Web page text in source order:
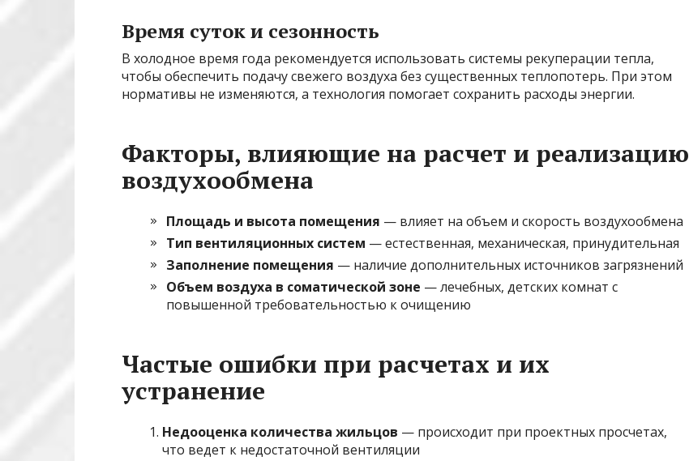
Время суток и сезонность
В холодное время года рекомендуется использовать системы рекуперации тепла,
чтобы обеспечить подачу свежего воздуха без существенных теплопотерь. При этом
нормативы не изменяются, а технология помогает сохранить расходы энергии.
Факторы, влияющие на расчет и реализацию
воздухообмена
Площадь и высота помещения — влияет на объем и скорость воздухообмена
Тип вентиляционных систем — естественная, механическая, принудительная
Заполнение помещения — наличие дополнительных источников загрязнений
Объем воздуха в соматической зоне — лечебных, детских комнат с
повышенной требовательностью к очищению
Частые ошибки при расчетах и их
устранение
Недооценка количества жильцов — происходит при проектных просчетах,
что ведет к недостаточной вентиляции